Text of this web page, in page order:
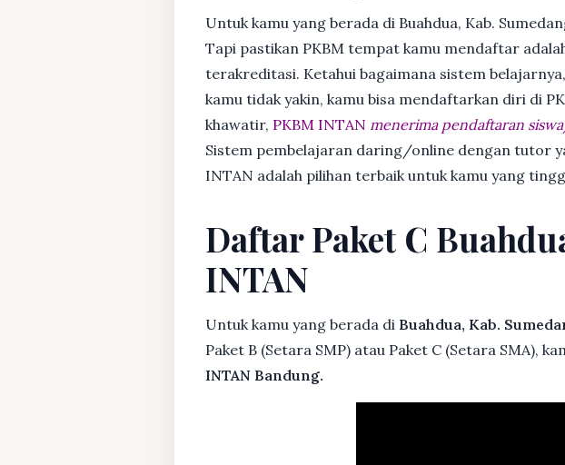
Untuk kamu yang berada di Buahdua, Kab.
Tapi pastikan PKBM tempat kamu mendaftar
terakreditasi. Ketahui bagaimana sistem
kamu tidak yakin, kamu bisa mendaftarkan diri di
khawatir, PKBM INTAN menerima pendaftaran
Sistem pembelajaran daring/online dengan tutor
INTAN adalah pilihan terbaik untuk kamu yang
Daftar Paket C
INTAN
Untuk kamu yang berada di Buahdua, Kab.
Paket B (Setara SMP) atau Paket C (Setara SMA),
INTAN Bandung.